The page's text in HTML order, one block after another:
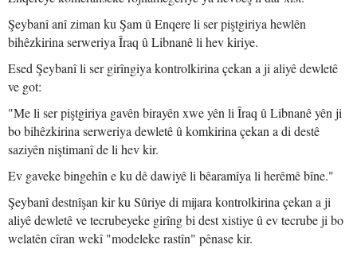
Şeybanî anî ziman ku Şam û Enqere li ser piştgiriya hewlên
bihêzkirina serweriya Îraq û Libnanê li hev kiriye.
Esed Şeybanî li ser girîngiya kontrolkirina çekan a ji aliyê dewletê
ve got:
"Me li ser piştgiriya gavên birayên xwe yên li Îraq û Libnanê yên ji
bo bihêzkirina serweriya dewletê û komkirina çekan a di destê
saziyên niştimanî de li hev kir.
Ev gaveke bingehîn e ku dê dawiyê li bêaramîya li herêmê bîne."
Şeybanî destnîşan kir ku Sûriye di mijara kontrolkirina çekan a ji
aliyê dewletê ve tecrubeyeke girîng bi dest xistiye û ev tecrube ji bo
welatên cîran wekî "modeleke rastîn" pênase kir.